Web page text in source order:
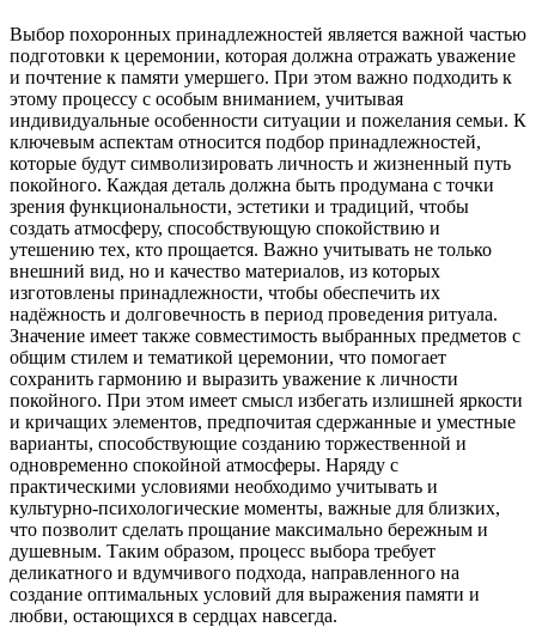
Выбор похоронных принадлежностей является важной частью
подготовки к церемонии, которая должна отражать уважение
и почтение к памяти умершего. При этом важно подходить к
этому процессу с особым вниманием, учитывая
индивидуальные особенности ситуации и пожелания семьи. К
ключевым аспектам относится подбор принадлежностей,
которые будут символизировать личность и жизненный путь
покойного. Каждая деталь должна быть продумана с точки
зрения функциональности, эстетики и традиций, чтобы
создать атмосферу, способствующую спокойствию и
утешению тех, кто прощается. Важно учитывать не только
внешний вид, но и качество материалов, из которых
изготовлены принадлежности, чтобы обеспечить их
надёжность и долговечность в период проведения ритуала.
Значение имеет также совместимость выбранных предметов с
общим стилем и тематикой церемонии, что помогает
сохранить гармонию и выразить уважение к личности
покойного. При этом имеет смысл избегать излишней яркости
и кричащих элементов, предпочитая сдержанные и уместные
варианты, способствующие созданию торжественной и
одновременно спокойной атмосферы. Наряду с
практическими условиями необходимо учитывать и
культурно-психологические моменты, важные для близких,
что позволит сделать прощание максимально бережным и
душевным. Таким образом, процесс выбора требует
деликатного и вдумчивого подхода, направленного на
создание оптимальных условий для выражения памяти и
любви, остающихся в сердцах навсегда.